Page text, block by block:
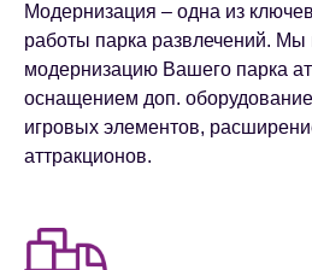
Модернизация – одна из
работы парка развлечений. Мы
модернизацию Вашего парка
оснащением доп.
игровых элементов,
аттракционов.